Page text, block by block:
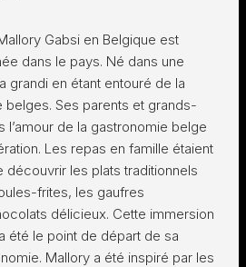
Gabsi en Belgique est
dans le pays. Né dans une
grandi en étant entouré de la
belges. Ses parents et grands-
l’amour de la gastronomie belge
Les repas en famille étaient
les plats traditionnels
frites, les gaufres
délicieux. Cette immersion
été le point de départ de sa
Mallory a été inspiré par les